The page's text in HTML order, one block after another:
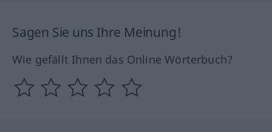
Sagen Sie uns Ihre Meinung!
Wie gefällt Ihnen das Online Wörterbuch?